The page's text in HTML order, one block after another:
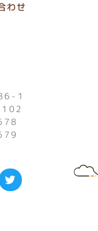
1
102
T
w
i
わせ